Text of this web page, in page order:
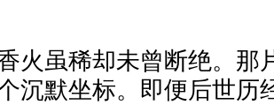
火虽稀却未曾断绝。那
沉默坐标。即便后世历